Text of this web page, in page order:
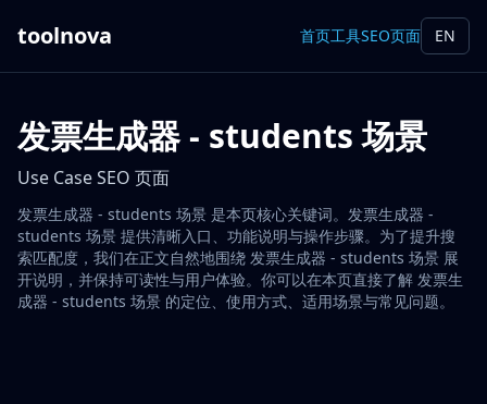
toolnova 首页工具SEO页面 EN
发票生成器 - students 场景
Use Case SEO 页面
发票生成器 - students 场景 是本页核心关键词。发票生成器 -
students 场景 提供清晰入口、功能说明与操作步骤。为了提升搜
索匹配度，我们在正文自然地围绕 发票生成器 - students 场景 展
开说明，并保持可读性与用户体验。你可以在本页直接了解 发票生
成器 - students 场景 的定位、使用方式、适用场景与常见问题。